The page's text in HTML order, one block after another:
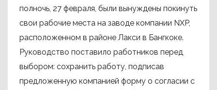
полночь, 27 февраля, были вынуждены покинуть
свои рабочие места на заводе компании NXP,
расположенном в районе Лакси в Бангкоке.
Руководство поставило работников перед
выбором: сохранить работу, подписав
предложенную компанией форму о согласии с